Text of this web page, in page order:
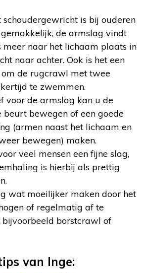
schoudergewricht is bij ouderen
de armslag vindt
meer naar het lichaam plaats in
naar achter. Ook is het een
de rugcrawl met twee
te zwemmen.
voor de armslag kan u de
beurt bewegen of een goede
(armen naast het lichaam en
bewegen) maken.
veel mensen een fijne slag,
is hierbij als prettig
wat moeilijker maken door het
of regelmatig af te
bijvoorbeeld borstcrawl of
van Inge: